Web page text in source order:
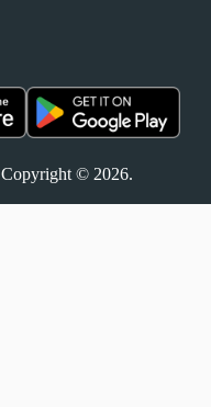
Copyright © 2026.